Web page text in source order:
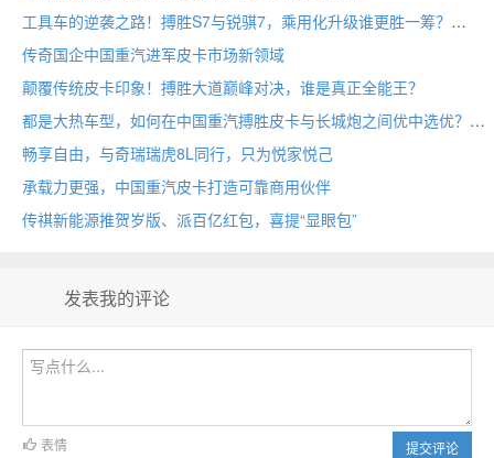
工具车的逆袭之路！搏胜S7与锐骐7，乘用化升级谁更胜一筹？
传奇国企中国重汽进军皮卡市场新领域
颠覆传统皮卡印象！搏胜大道巅峰对决，谁是真正全能王？
都是大热车型，如何在中国重汽搏胜皮卡与长城炮之间优中选优？
畅享自由，与奇瑞瑞虎8L同行，只为悦家悦己
承载力更强，中国重汽皮卡打造可靠商用伙伴
传祺新能源推贺岁版、派百亿红包，喜提“显眼包”
发表我的评论
提交评论
表情